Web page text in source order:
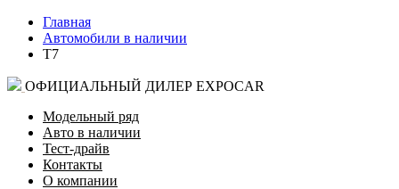
Главная
Автомобили в наличии
T7
ОФИЦИАЛЬНЫЙ ДИЛЕР EXPOCAR
Модельный ряд
Авто в наличии
Тест-драйв
Контакты
О компании